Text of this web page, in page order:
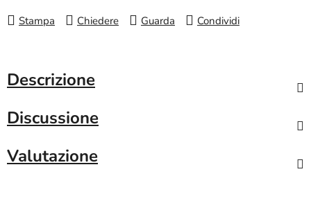
Stampa Chiedere Guarda Condividi
Descrizione
Discussione
Valutazione